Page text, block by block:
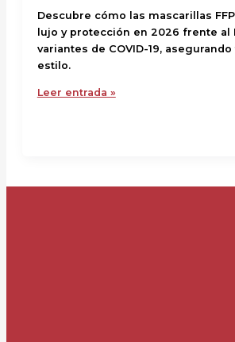
Descubre cómo las mascarillas
lujo y protección en 2026 frente al
variantes de COVID-19,
estilo.
Leer entrada »